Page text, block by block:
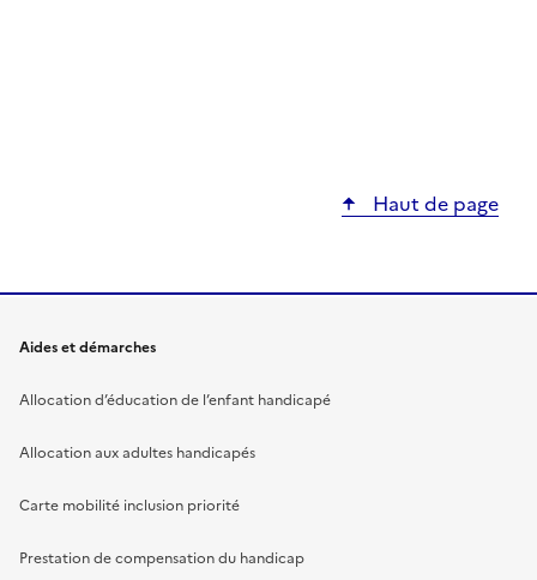
Haut de page
Aides et démarches
Allocation d’éducation de l’enfant handicapé
Allocation aux adultes handicapés
Carte mobilité inclusion priorité
Prestation de compensation du handicap